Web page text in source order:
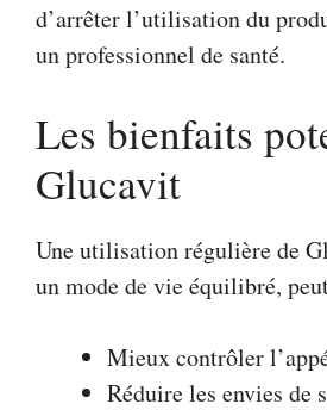
d’arrêter l’utilisation du
un professionnel de santé.
Les bienfaits
Glucavit
Une utilisation régulière de
un mode de vie équilibré,
Mieux contrôler
Réduire les envies de